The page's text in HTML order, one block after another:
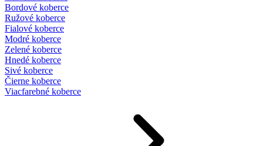
Bordové koberce
Ružové koberce
Fialové koberce
Modré koberce
Zelené koberce
Hnedé koberce
Sivé koberce
Čierne koberce
Viacfarebné koberce